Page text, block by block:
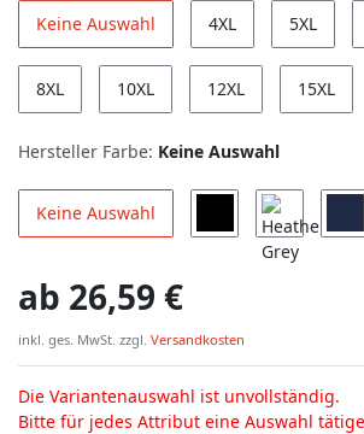
Keine Auswahl 4XL 5XL
8XL 10XL 12XL 15XL
Hersteller Farbe: Keine Auswahl
Keine Auswahl
ab 26,59 €
inkl. ges. MwSt. zzgl. Versandkosten
Die Variantenauswahl ist unvollständig.
Bitte für jedes Attribut eine Auswahl